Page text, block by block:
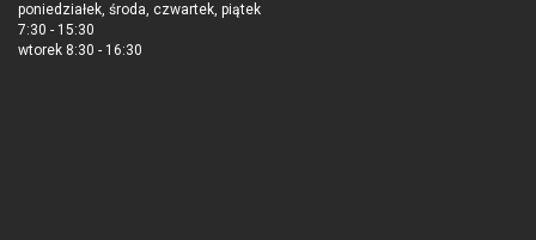
poniedziałek, środa, czwartek, piątek
7:30 - 15:30
wtorek 8:30 - 16:30